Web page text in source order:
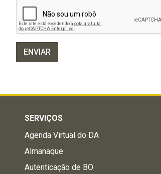
ENVIAR
SERVIÇOS
Agenda Virtual do DA
Almanaque
Autenticação de BO